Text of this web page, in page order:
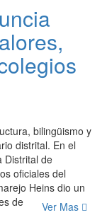
bilingüismo y
distrital. En el
Distrital de
oficiales del
Heins dio un
de
Ver Mas